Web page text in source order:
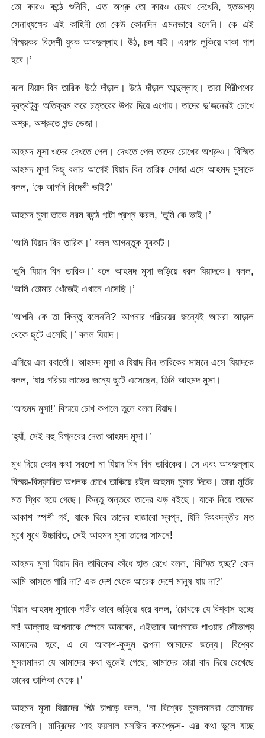
তো কারও কন্ঠে শুনিনি, এত অশ্রু তো কারও চোখে দেখেনি, হতভাগ্য
সেনাধ্যক্ষের এই কাহিনী তো কেউ কোনদিন এমনভাবে বলেনি। কে এই
বিস্ময়কর বিদেশী যুবক আবদুল্লাহ। উঠ, চল যাই। এরপর লুকিয়ে থাকা পাপ
হবে।’
বলে যিয়াদ বিন তারিক উঠে দাঁড়াল। উঠে দাঁড়াল আব্দুল্লাহ। তারা গিরীপথের
দূরত্বটুকু অতিক্রম করে চত্তরের উপর দিয়ে এগোয়। তাদের দু’জনেরই চোখে
অশ্রু, অশ্রুতে গন্ড ভেজা।
আহমদ মুসা ওদের দেখতে পেল। দেখতে পেল তাদের চোখের অশ্রুও। বিস্মিত
আহমদ মুসা কিছু বলার আগেই যিয়াদ বিন তারিক সোজা এসে আহমদ মুসাকে
বলল, ‘কে আপনি বিদেশী ভাই?’
আহমদ মুসা তাকে নরম কন্ঠে পাল্টা প্রশ্ন করল, ‘তুমি কে ভাই।’
‘আমি যিয়াদ বিন তারিক।’ বলল আগন্তুক যুবকটি।
‘তুমি যিয়াদ বিন তারিক।’ বলে আহমদ মুসা জড়িয়ে ধরল যিয়াদকে। বলল,
‘আমি তোমার খোঁজেই এখানে এসেছি।’
‘আপনি কে তা কিন্তু বলেননি? আপনার পরিচয়ের জন্যেই আমরা আড়াল
থেকে ছুটে এসেছি।’ বলল যিয়াদ।
এগিয়ে এল রবার্তো। আহমদ মুসা ও যিয়াদ বিন তারিকের সামনে এসে যিয়াদকে
বলল, ‘যার পরিচয় লাভের জন্যে ছুটে এসেছেন, তিনি আহমদ মুসা।
‘আহমদ মুসা!’ বিস্ময়ে চোখ কপালে তুলে বলল যিয়াদ।
‘হ্যাঁ, সেই বহু বিপ্লবের নেতা আহমদ মুসা।’
মুখ দিয়ে কোন কথা সরলো না যিয়াদ বিন বিন তারিকের। সে এবং আবদুল্লাহ
বিস্ময়-বিস্ফারিত অপলক চোখে তাকিয়ে রইল আহমদ মুসার দিকে। তারা মুর্তির
মত স্থির হয়ে গেছে। কিন্তু অন্তরে তাদের ঝড় বইছে। যাকে নিয়ে তাদের
আকাশ স্পর্শী গর্ব, যাকে ঘিরে তাদের হাজারো স্বপ্ন, যিনি কিংবদন্তীর মত
মুখে মুখে উচ্চারিত, সেই আহমদ মুসা তাদের সামনে!
আহমদ মুসা যিয়াদ বিন তারিকের কাঁধে হাত রেখে বলল, ‘বিস্মিত হচ্ছ? কেন
আমি আসতে পারি না? এক দেশ থেকে আরেক দেশে মানুষ যায় না?’
যিয়াদ আহমদ মুসাকে গভীর ভাবে জড়িয়ে ধরে বলল, ‘চোখকে যে বিশ্বাস হচ্ছে
না! আল্লাহ আপনাকে স্পেনে আনবেন, এইভাবে আপনাকে পাওয়ার সৌভাগ্য
আমাদের হবে, এ যে আকাশ-কুসুম কল্পনা আমাদের জন্যে। বিশ্বের
মুসলমানরা যে আমাদের কথা ভুলেই গেছে, আমাদের তারা বাদ দিয়ে রেখেছে
তাদের তালিকা থেকে।’
আহমদ মুসা যিয়াদের পিঠ চাপড়ে বলল, ‘না বিশ্বের মুসলমানরা তোমাদের
ভোলেনি। মাদ্রিদের শাহ ফয়সাল মসজিদ কমপ্লেক্স- এর কথা ভুলে যাচ্ছ